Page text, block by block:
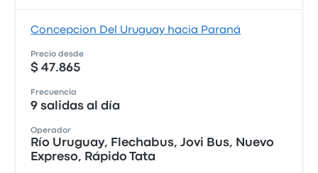
Concepcion Del Uruguay hacia Paraná
Precio desde
$ 47.865
Frecuencia
9 salidas al día
Operador
Río Uruguay, Flechabus, Jovi Bus, Nuevo
Expreso, Rápido Tata